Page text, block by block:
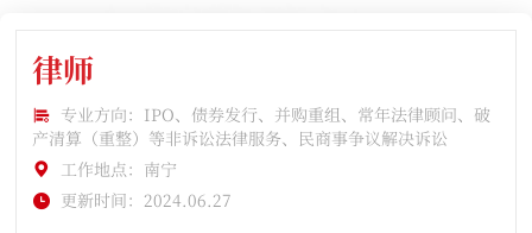
律师
专业方向：IPO、债券发行、并购重组、常年法律顾问、破
产清算（重整）等非诉讼法律服务、民商事争议解决诉讼
工作地点：南宁
更新时间：2024.06.27